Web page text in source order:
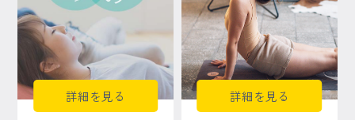
詳細を見る 詳細を見る